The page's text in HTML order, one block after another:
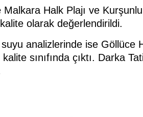
Halk Plajı ve
olarak değerlendirildi.
analizlerinde ise Göllüce
sınıfında çıktı. Darka